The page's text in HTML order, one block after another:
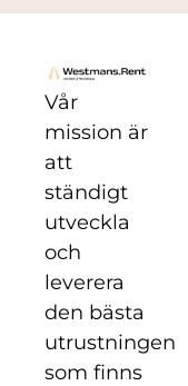
Vår
mission är
att
ständigt
utveckla
och
leverera
den bästa
utrustningen
som finns